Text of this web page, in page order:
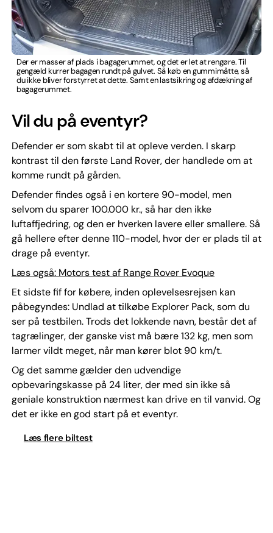
Der er masser af plads i bagagerummet, og det er let at rengøre. Til
gengæld kurrer bagagen rundt på gulvet. Så køb en gummimåtte, så
du ikke bliver forstyrret at dette. Samt en lastsikring og afdækning af
bagagerummet.
Vil du på eventyr?
Defender er som skabt til at opleve verden. I skarp
kontrast til den første Land Rover, der handlede om at
komme rundt på gården.
Defender findes også i en kortere 90-model, men
selvom du sparer 100.000 kr., så har den ikke
luftaffjedring, og den er hverken lavere eller smallere. Så
gå hellere efter denne 110-model, hvor der er plads til at
drage på eventyr.
Læs også: Motors test af Range Rover Evoque
Et sidste fif for købere, inden oplevelsesrejsen kan
påbegyndes: Undlad at tilkøbe Explorer Pack, som du
ser på testbilen. Trods det lokkende navn, består det af
tagrælinger, der ganske vist må bære 132 kg, men som
larmer vildt meget, når man kører blot 90 km/t.
Og det samme gælder den udvendige
opbevaringskasse på 24 liter, der med sin ikke så
geniale konstruktion nærmest kan drive en til vanvid. Og
det er ikke en god start på et eventyr.
Læs flere biltest